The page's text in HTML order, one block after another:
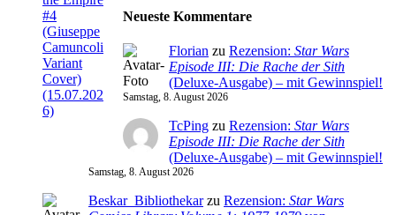
Neueste Kommentare
Florian zu Rezension: Star Wars
Episode III: Die Rache der Sith
(Deluxe-Ausgabe) – mit Gewinnspiel!
Samstag, 8. August 2026
TcPing zu Rezension: Star Wars
Episode III: Die Rache der Sith
(Deluxe-Ausgabe) – mit Gewinnspiel!
Samstag, 8. August 2026
Beskar_Bibliothekarzu Rezension: Star Wars